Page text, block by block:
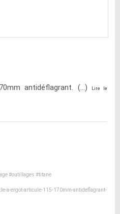
antidéflagrant. (...) Lire le
#outillages #titane
a-ergot-articule-115-170mm-antideflagrant-